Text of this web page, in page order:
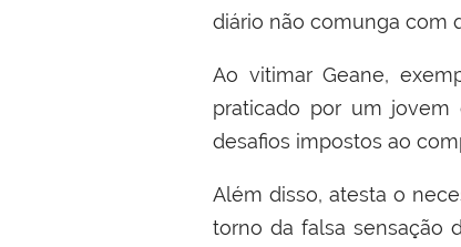
diário não comunga com
Ao vitimar Geane,
praticado por um
desafios impostos ao
Além disso, atesta o
torno da falsa sensação